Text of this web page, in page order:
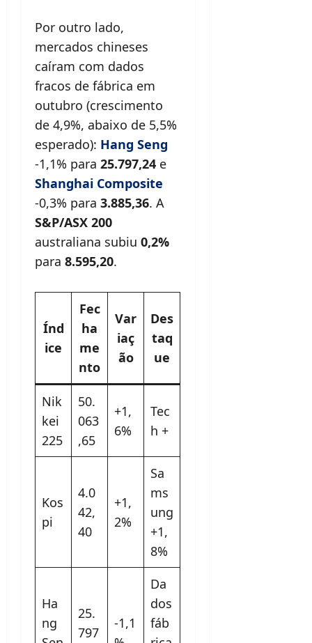
Por outro lado,
mercados chineses
caíram com dados
fracos de fábrica em
outubro (crescimento
de 4,9%, abaixo de 5,5%
esperado): Hang Seng
-1,1% para 25.797,24 e
Shanghai Composite
-0,3% para 3.885,36. A
S&P/ASX 200
australiana subiu 0,2%
para 8.595,20.
Índ
ice
Fec
ha
me
nto
Var
iaç
ão
Des
taq
ue
Nik
kei
225
50.
063
,65
+1,
6%
Tec
h +
Kos
pi
4.0
42,
40
+1,
2%
Sa
ms
ung
+1,
8%
Ha
ng
25.
797
-1,1
Da
dos
fáb